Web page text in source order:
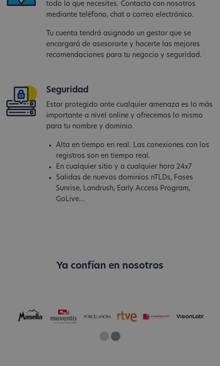
todo lo que necesites. Contacta con nosotros
mediante teléfono, chat o correo electrónico.
Tu cuenta tendrá asignado un gestor que se
encargará de asesorarte y hacerte las mejores
recomendaciones para tu negocio y seguridad.
Seguridad
Estar protegido ante cualquier amenaza es lo más
importante a nivel online y ofrecemos lo mismo
para tu nombre y dominio.
Alta en tiempo en real. Las conexiones con los
registros son en tiempo real.
En cualquier sitio y a cualquier hora 24x7
Salidas de nuevos dominios nTLDs, Fases
Sunrise, Landrush, Early Access Program,
GoLive...
Ya confían en nosotros
OneTwo
Current Slide